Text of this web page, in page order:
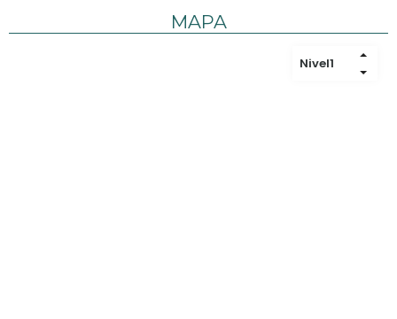
MAPA